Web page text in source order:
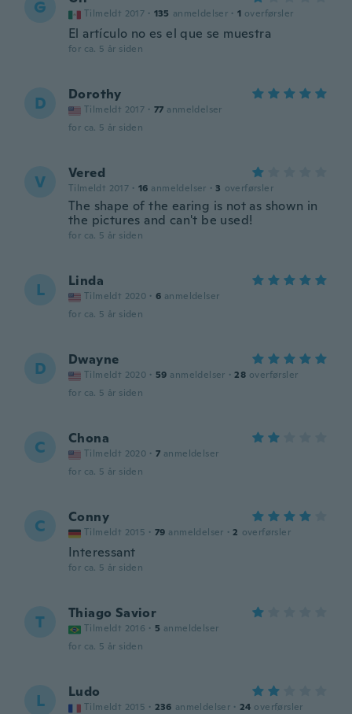
G Tilmeldt 2017 · 135 anmeldelser · 1 overførsler
El artículo no es el que se muestra
for ca. 5 år siden
D Dorothy
Tilmeldt 2017 · 77 anmeldelser
for ca. 5 år siden
V Vered
Tilmeldt 2017 · 16 anmeldelser · 3 overførsler
The shape of the earing is not as shown in
the pictures and can't be used!
for ca. 5 år siden
L Linda
Tilmeldt 2020 · 6 anmeldelser
for ca. 5 år siden
D Dwayne
Tilmeldt 2020 · 59 anmeldelser · 28 overførsler
for ca. 5 år siden
C Chona
Tilmeldt 2020 · 7 anmeldelser
for ca. 5 år siden
C Conny
Tilmeldt 2015 · 79 anmeldelser · 2 overførsler
Interessant
for ca. 5 år siden
T Thiago Savior
Tilmeldt 2016 · 5 anmeldelser
for ca. 5 år siden
L Ludo
Tilmeldt 2015 · 236 anmeldelser · 24 overførsler